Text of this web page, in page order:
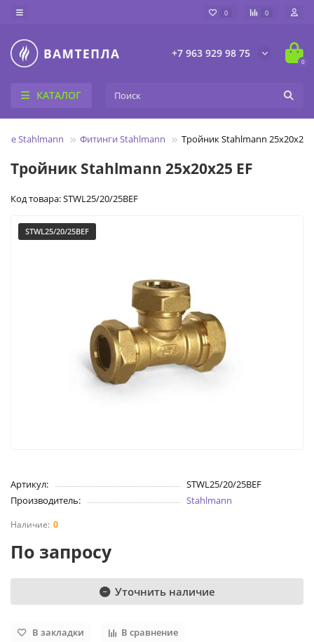
0 0
+7 963 929 98 75
0
КАТАЛОГ
Stahlmann Фитинги Stahlmann Тройник Stahlmann 25х20х25
Тройник Stahlmann 25х20х25 EF
Код товара: STWL25/20/25BEF
STWL25/20/25BEF
Артикул:
STWL25/20/25BEF
Производитель:
Stahlmann
0
По запросу
Уточнить наличие
В закладки В сравнение